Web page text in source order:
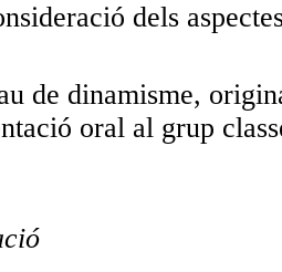
dels
de dinamisme,
oral al grup